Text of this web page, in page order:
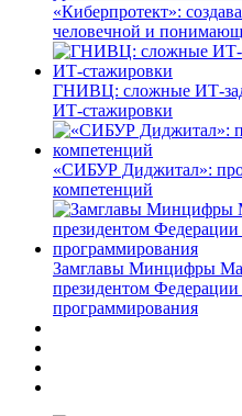
«Киберпротект»:
человечной и
ГНИВЦ: сложные
ИТ‑стажировки
«СИБУР Диджитал»:
компетенций
Замглавы Минцифры
президентом Федерации
программирования